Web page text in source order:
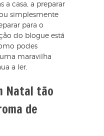
a casa, a preparar
simplesmente
para o
do blogue está
podes
maravilha
a ler.
Natal tão
de